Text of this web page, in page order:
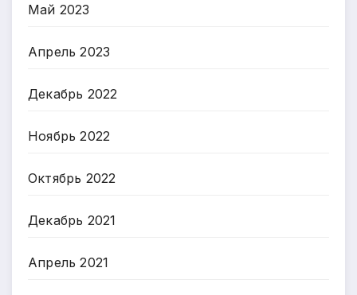
Май 2023
Апрель 2023
Декабрь 2022
Ноябрь 2022
Октябрь 2022
Декабрь 2021
Апрель 2021